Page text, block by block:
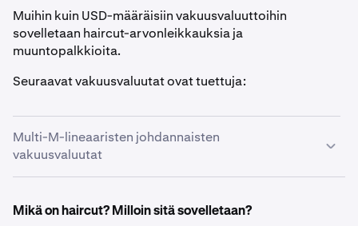
Muihin kuin USD-määräisiin vakuusvaluuttoihin
sovelletaan haircut-arvonleikkauksia ja
muuntopalkkioita.
Seuraavat vakuusvaluutat ovat tuettuja:
Multi-M-lineaaristen johdannaisten
vakuusvaluutat
Mikä on haircut? Milloin sitä sovelletaan?